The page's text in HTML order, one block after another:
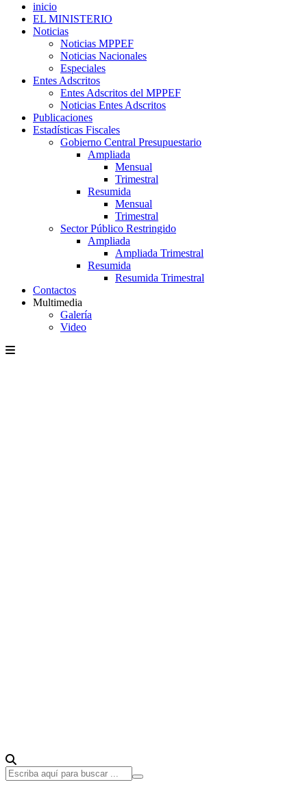
inicio
EL MINISTERIO
Noticias
Noticias MPPEF
Noticias Nacionales
Especiales
Entes Adscritos
Entes Adscritos del MPPEF
Noticias Entes Adscritos
Publicaciones
Estadísticas Fiscales
Gobierno Central Presupuestario
Ampliada
Mensual
Trimestral
Resumida
Mensual
Trimestral
Sector Público Restringido
Ampliada
Ampliada Trimestral
Resumida
Resumida Trimestral
Contactos
Multimedia
Galería
Video